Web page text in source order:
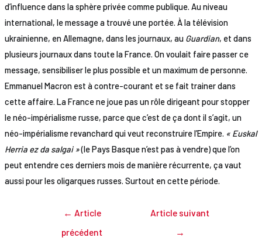
d’influence dans la sphère privée comme publique. Au niveau
international, le message a trouvé une portée. À la télévision
ukrainienne, en Allemagne, dans les journaux, au Guardian, et dans
plusieurs journaux dans toute la France. On voulait faire passer ce
message, sensibiliser le plus possible et un maximum de personne.
Emmanuel Macron est à contre-courant et se fait trainer dans
cette affaire. La France ne joue pas un rôle dirigeant pour stopper
le néo-impérialisme russe, parce que c’est de ça dont il s’agit, un
néo-impérialisme revanchard qui veut reconstruire l’Empire. « Euskal
Herria ez da salgai »(le Pays Basque n’est pas à vendre) que l’on
peut entendre ces derniers mois de manière récurrente, ça vaut
aussi pour les oligarques russes. Surtout en cette période.
← Article
précédent
Article suivant
→